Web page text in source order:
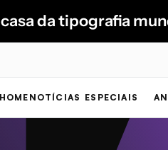
HOME NOTÍCIAS ESPECIAIS
da tipografia